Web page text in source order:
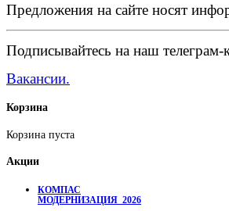
Предложения на сайте носят
Подписывайтесь на наш
Вакансии.
Корзина
Корзина пуста
Акции
КОМПАС
МОДЕРНИЗАЦИЯ_2026